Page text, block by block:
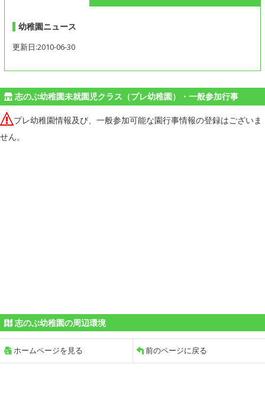
幼稚園ニュース
更新日:2010-06-30
志のぶ幼稚園未就園児クラス（プレ幼稚園）・一般参加行事
プレ幼稚園情報及び、一般参加可能な園行事情報の登録はございま
せん。
志のぶ幼稚園の周辺環境
ホームページを見る 前のページに戻る